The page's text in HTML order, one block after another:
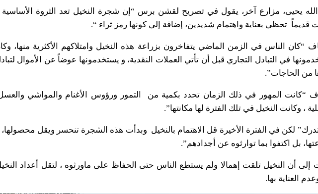
يحيى، مزارع آخر، يقول في تصريح لقشن برس “إن شجرة النخيل تعد الثروة الأساسية
قديماً تحظى بعناية واهتمام شديدين، إضافة إلى كونها رمز ثراء “.
“كان الناس في الزمن الماضي يتفاخرون بزراعة هذه النخيل وامتلاكهم الأكثرية منها،
في التبادل التجاري قبل أن تأتي العملات النقدية، و يستخدمونها عوضاً عن الأموال
من الحاجات”.
“كانت المهور في ذلك الزمان تحدد بكمية من التمور ورؤوس الأغنام والمواشي
، وكانت النخيل في تلك الفترة لها مكانتها”.
لكن في الفترة الأخيرة قل الاهتمام بالنخيل وبدأت هذه الشجرة تنحسر ويقل
بل اكتفوا بما توارثوه عن أجدادهم”.
إلى أن النخيل تلقت إهمالا ولم يستطع الناس حتى الحفاظ على ماورثوه ، لتقل أعداد
العناية بها.